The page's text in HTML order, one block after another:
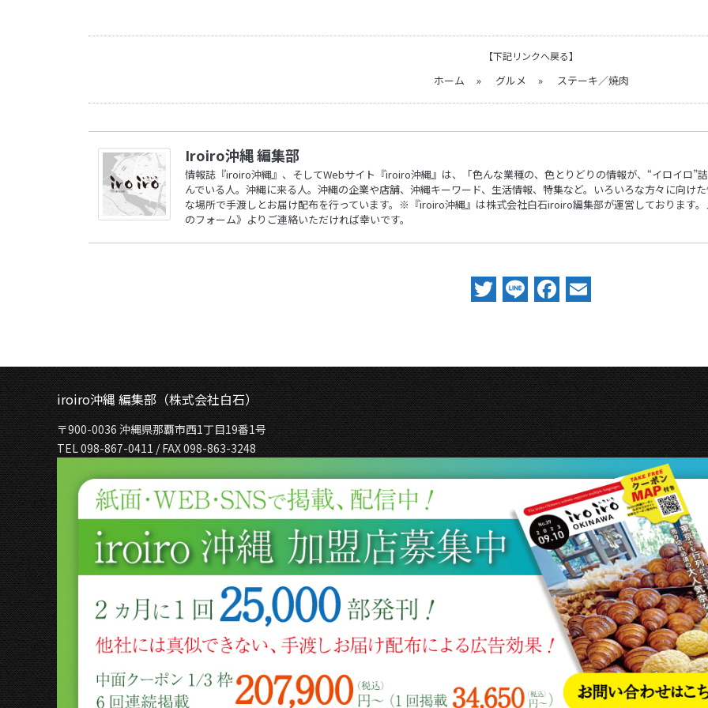
【下記リンクへ戻る】
ホーム » グルメ » ステーキ／焼肉
Iroiro沖縄 編集部
情報誌『iroiro沖縄』、そしてWebサイト『iroiro沖縄』は、「色んな業種の、色とりどりの情報が、“イロイロ”
んでいる人。沖縄に来る人。沖縄の企業や店舗、沖縄キーワード、生活情報、特集など。いろいろな方々に向け
な場所で手渡しとお届け配布を行っています。※『iroiro沖縄』は株式会社白石iroiro編集部が運営しております
のフォーム》 よりご連絡いただければ幸いです。
Twitter
LineFacebook
iroiro沖縄 編集部（株式会社白石）
〒900-0036 沖縄県那覇市西1丁目19番1号
TEL 098-867-0411 / FAX 098-863-3248